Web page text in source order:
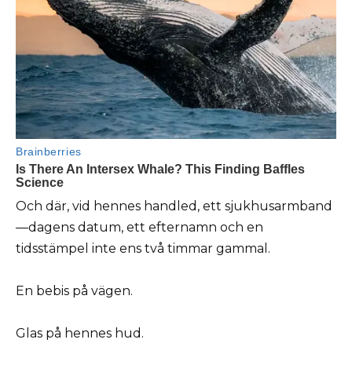
Och där, vid hennes handled, ett sjukhusarmband
—dagens datum, ett efternamn och en
tidsstämpel inte ens två timmar gammal.
En bebis på vägen.
Glas på hennes hud.